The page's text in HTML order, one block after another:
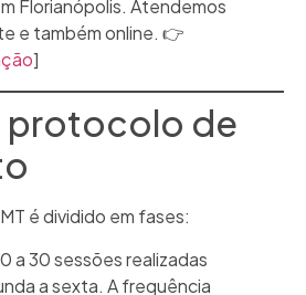
Florianópolis. Atendemos
e também online. 👉
]
protocolo de
é dividido em fases:
a 30 sessões realizadas
a sexta. A frequência